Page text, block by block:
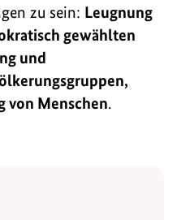
zu sein: Leugnung
gewählten
und
von Menschen.